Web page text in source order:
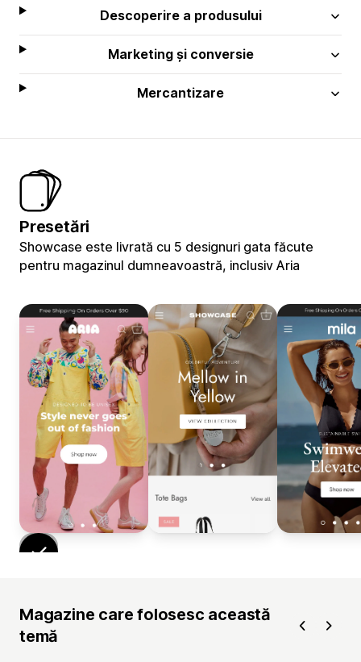
Descoperire a produsului
Marketing și conversie
Mercantizare
Presetări
Showcase este livrată cu 5 designuri gata făcute
pentru magazinul dumneavoastră, inclusiv Aria
Magazine care folosesc această
temă